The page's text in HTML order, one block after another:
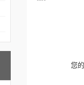
您